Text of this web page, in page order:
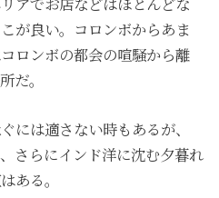
が良い。コロンボからあま
ロンボの都会の喧騒から離
だ。
には適さない時もあるが、
さらにインド洋に沈む夕暮れ
ある。